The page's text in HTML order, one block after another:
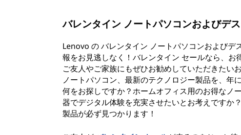
バレンタイン ノートパソコンおよびデ
Lenovo の バレンタイン ノートパソコンおよびデ
報をお見逃しなく！バレンタイン セールなら、お
ご友人やご家族にもぜひお勧めしていただきたい
ノートパソコン、最新のテクノロジー製品を、年
何をお探しですか？ホームオフィス用のお得なノ
器でデジタル体験を充実させたいとお考えですか
製品が必ず見つかります！